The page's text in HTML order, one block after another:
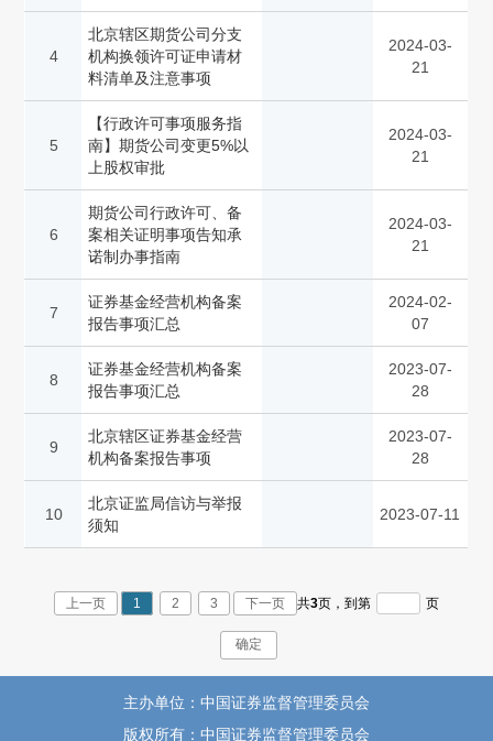
4
北京辖区期货公司分支
机构换领许可证申请材
料清单及注意事项
2024-03-
21
5
【行政许可事项服务指
南】期货公司变更5%以
上股权审批
2024-03-
21
6
期货公司行政许可、备
案相关证明事项告知承
诺制办事指南
2024-03-
21
7
证券基金经营机构备案
报告事项汇总
2024-02-
07
8
证券基金经营机构备案
报告事项汇总
2023-07-
28
9
北京辖区证券基金经营
机构备案报告事项
2023-07-
28
10
北京证监局信访与举报
须知
2023-07-11
上一页 1 2 3 下一页 共3页， 到第 页
确定
主办单位：中国证券监督管理委员会
版权所有：中国证券监督管理委员会